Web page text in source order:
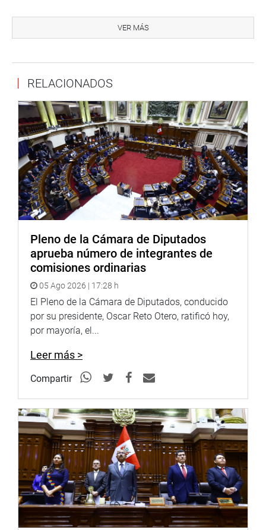
transcurso del día”, concluyó Salaverry Villa.
conformidad con la sentencia condenatoria contra
Benicio Ríos Ocsa, sobre quien pesa una pena privativa
de la libertad efectiva de siete años, por el delito de
colusión en agravio de la municipalidad provincial de
Urubamba, en Cusco. (ACV)
PRENSA-CONGRESO 23-08-18
Puede encontrar más información en nuestra página web
Heraldo:goo.gl/Ty5Tto
Facebook:https://goo.gl/s5t7XN
Twitter:https://goo.gl/iMywRR
Radio:goo.gl/hMwTg1
fotografia.congreso.gob.pe
VER MÁS
RELACIONADOS
Pleno de la Cámara de Diputados
aprueba número de integrantes de
comisiones ordinarias
05 Ago 2026 | 17:28 h
El Pleno de la Cámara de Diputados, conducido
por su presidente, Oscar Reto Otero, ratificó hoy,
por mayoría, el...
Leer más >
Compartir